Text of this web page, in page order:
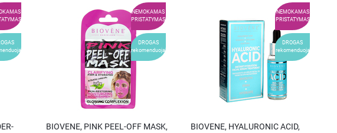
NEMOKAMAS
PRISTATYMAS
DROGAS
rekomenduoja
BIOVENE, PINK PEEL-OFF MASK,
NEMOKAMAS
PRISTATYMAS
DROGAS
rekomenduoja
BIOVENE, HYALURONIC ACID,